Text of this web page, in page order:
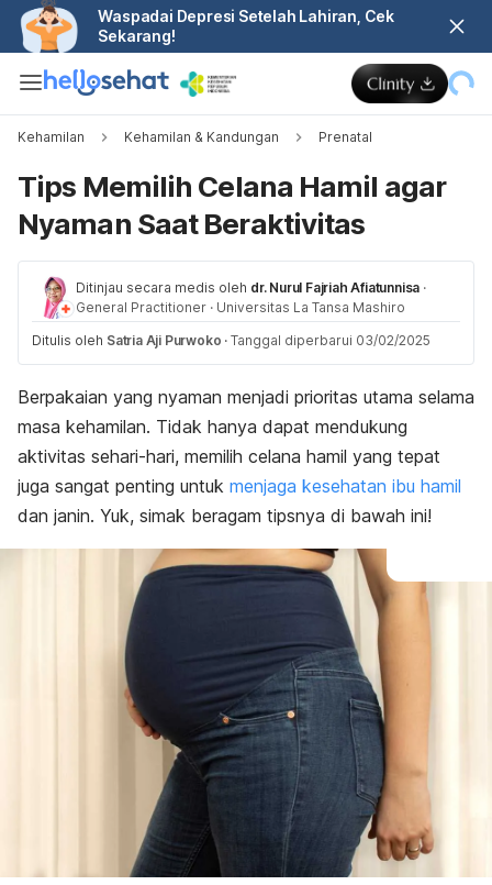
Waspadai Depresi Setelah Lahiran, Cek
Sekarang!
Kehamilan Kehamilan & Kandungan Prenatal
Tips Memilih Celana Hamil agar
Nyaman Saat Beraktivitas
Ditinjau secara medis oleh dr. Nurul Fajriah Afiatunnisa ·
General Practitioner · Universitas La Tansa Mashiro
Ditulis oleh Satria Aji Purwoko · Tanggal diperbarui 03/02/2025
Berpakaian yang nyaman menjadi prioritas utama selama
masa kehamilan. Tidak hanya dapat mendukung
aktivitas sehari-hari, memilih celana hamil yang tepat
juga sangat penting untuk menjaga kesehatan ibu hamil
dan janin. Yuk, simak beragam tipsnya di bawah ini!